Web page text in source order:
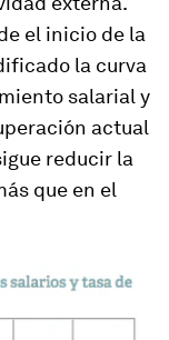
el inicio de la
la curva
salarial y
actual
reducir la
que en el